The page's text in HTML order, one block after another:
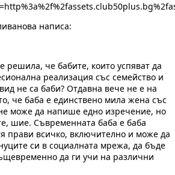
написа:
решила, че бабите, които успяват да
реализация със семейство и
не са баби? Отдавна вече не е на
че баба е единствено мила жена със
може да напише едно изречение, но
шие. Съвременната баба е баба
прави всичко, включително и може да
си в социалната мрежа, да бъде
да ги учи на различни